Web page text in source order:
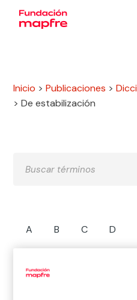
Inicio >Publicaciones >
>De estabilización
A B C D
H
I J K L
O